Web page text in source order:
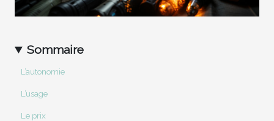
Sommaire
L’autonomie
L’usage
Le prix